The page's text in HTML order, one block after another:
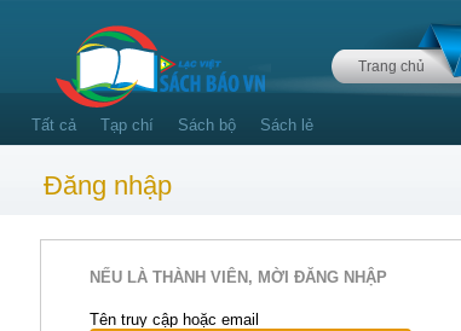
Trang chủ
Tất cả Tạp chí Sách bộ Sách lẻ
Đăng nhập
NẾU LÀ THÀNH VIÊN, MỜI ĐĂNG NHẬP
Tên truy cập hoặc email